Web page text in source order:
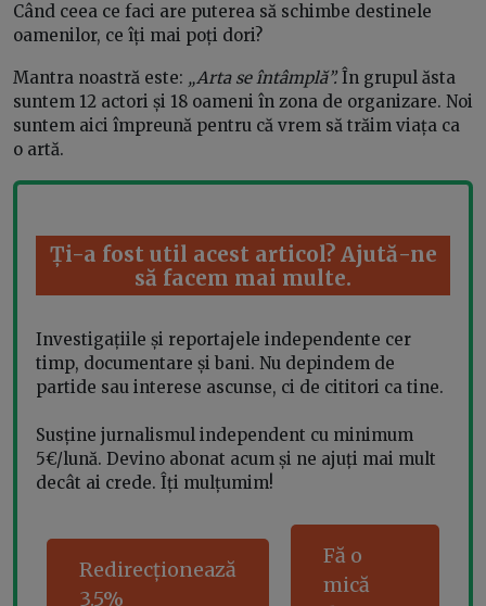
Când ceea ce faci are puterea să schimbe destinele
oamenilor, ce îți mai poți dori?
Mantra noastră este: „Arta se întâmplă”. În grupul ăsta
suntem 12 actori și 18 oameni în zona de organizare. Noi
suntem aici împreună pentru că vrem să trăim viața ca
o artă.
Ți-a fost util acest articol? Ajută-ne
să facem mai multe.
Investigațiile și reportajele independente cer
timp, documentare și bani. Nu depindem de
partide sau interese ascunse, ci de cititori ca tine.
Susține jurnalismul independent cu minimum
5€/lună. Devino abonat acum și ne ajuți mai mult
decât ai crede. Îți mulțumim!
Redirecționează
3.5%
Fă o
mică